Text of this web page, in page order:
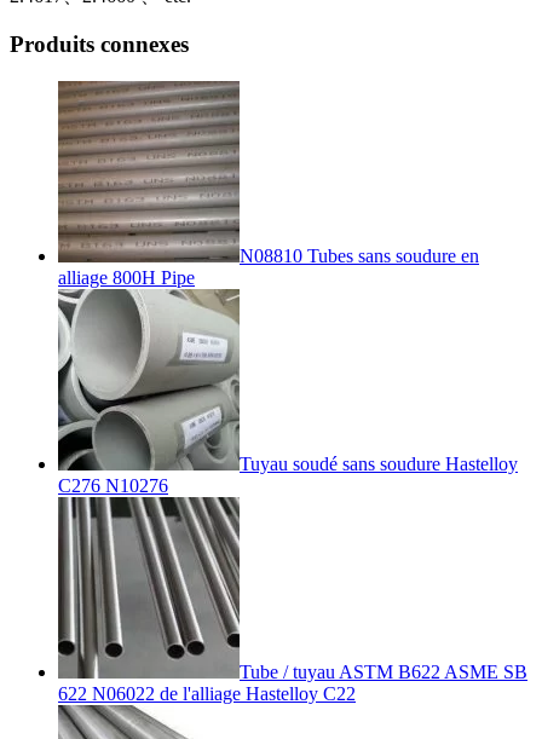
Produits connexes
N08810 Tubes sans soudure en
alliage 800H Pipe
Tuyau soudé sans soudure Hastelloy
C276 N10276
Tube / tuyau ASTM B622 ASME SB
622 N06022 de l'alliage Hastelloy C22